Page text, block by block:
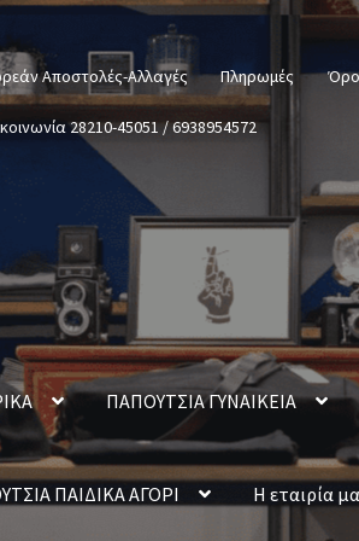
Αποστολές-Αλλαγές Πληρωμές
28210-45051 / 6938954572
ΠΑΠΟΥΤΣΙΑ ΓΥΝΑΙΚΕΙΑ
ΠΑΙΔΙΚΑ ΑΓΟΡΙ Η εταιρία